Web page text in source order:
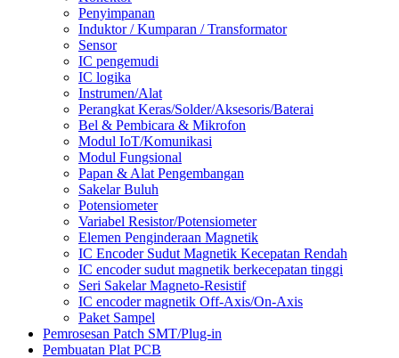
Penyimpanan
Induktor / Kumparan / Transformator
Sensor
IC pengemudi
IC logika
Instrumen/Alat
Perangkat Keras/Solder/Aksesoris/Baterai
Bel & Pembicara & Mikrofon
Modul IoT/Komunikasi
Modul Fungsional
Papan & Alat Pengembangan
Sakelar Buluh
Potensiometer
Variabel Resistor/Potensiometer
Elemen Penginderaan Magnetik
IC Encoder Sudut Magnetik Kecepatan Rendah
IC encoder sudut magnetik berkecepatan tinggi
Seri Sakelar Magneto-Resistif
IC encoder magnetik Off-Axis/On-Axis
Paket Sampel
Pemrosesan Patch SMT/Plug-in
Pembuatan Plat PCB